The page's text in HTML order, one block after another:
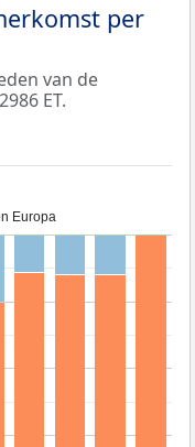
per
van de
ET.
Europa